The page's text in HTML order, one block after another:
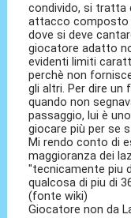
condivido, si tratta
attacco composto
dove si deve
giocatore adatto
evidenti limiti
perchè non
gli altri. Per dire un
quando non
passaggio, lui è
giocare più per se
Mi rendo conto di
maggioranza dei
"tecnicamente piu
qualcosa di piu di
(fonte wiki)
Giocatore non da